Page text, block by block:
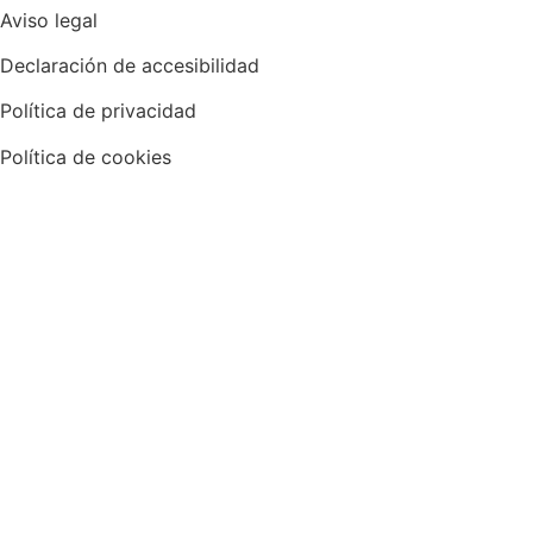
Aviso legal
Declaración de accesibilidad
Política de privacidad
Política de cookies